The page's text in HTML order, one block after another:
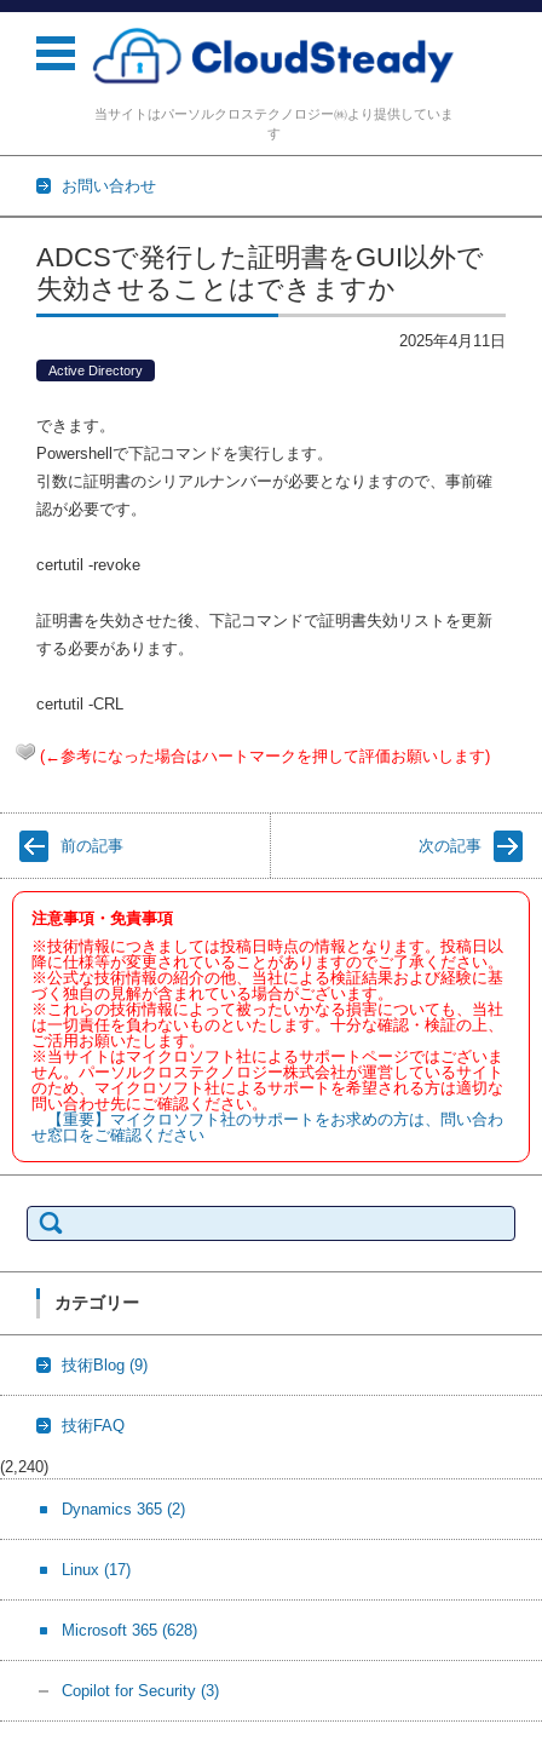
当サイトはパーソルクロステクノロジー㈱より提供していま
す
お問い合わせ
コンテンツに移動
ADCSで発行した証明書をGUI以外で
失効させることはできますか
2025年4月11日
Active Directory
できます。
Powershellで下記コマンドを実行します。
引数に証明書のシリアルナンバーが必要となりますので、事前確
認が必要です。
certutil -revoke
証明書を失効させた後、下記コマンドで証明書失効リストを更新
する必要があります。
certutil -CRL
(←参考になった場合はハートマークを押して評価お願いします)
前の記事 次の記事
注意事項・免責事項
※技術情報につきましては投稿日時点の情報となります。投稿日以
降に仕様等が変更されていることがありますのでご了承ください。
※公式な技術情報の紹介の他、当社による検証結果および経験に基
づく独自の見解が含まれている場合がございます。
※これらの技術情報によって被ったいかなる損害についても、当社
は一切責任を負わないものといたします。十分な確認・検証の上、
ご活用お願いたします。
※当サイトはマイクロソフト社によるサポートページではございま
せん。パーソルクロステクノロジー株式会社が運営しているサイト
のため、マイクロソフト社によるサポートを希望される方は適切な
問い合わせ先にご確認ください。
【重要】マイクロソフト社のサポートをお求めの方は、問い合わ
せ窓口をご確認ください
索:
カテゴリー
技術Blog (9)
技術FAQ
(2,240)
Dynamics 365 (2)
Linux (17)
Microsoft 365 (628)
Copilot for Security (3)